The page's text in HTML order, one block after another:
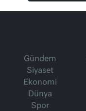
Gündem
Siyaset
Ekonomi
Dünya
Spor